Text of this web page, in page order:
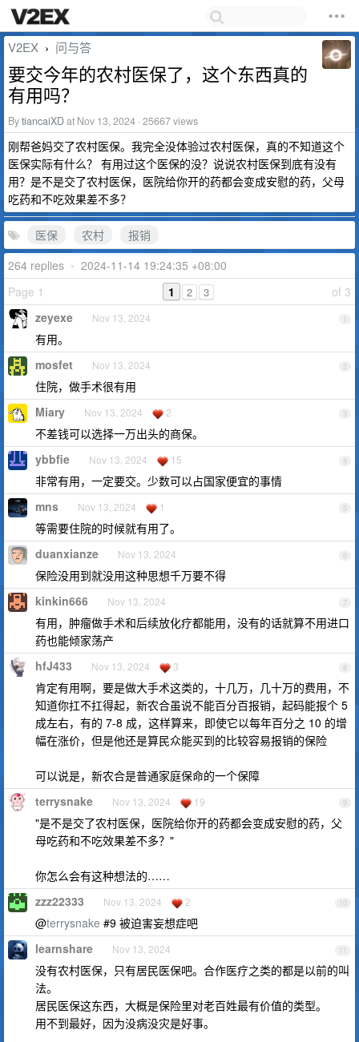
V2EX › 问与答
要交今年的农村医保了，这个东西真的
有用吗？
BytiancaiXDat Nov 13, 2024 · 25667 views
刚帮爸妈交了农村医保。我完全没体验过农村医保，真的不知道这个
医保实际有什么？ 有用过这个医保的没？说说农村医保到底有没有
用？是不是交了农村医保，医院给你开的药都会变成安慰的药，父母
吃药和不吃效果差不多？
医保 农村
报销
264 replies • 2024-11-14 19:24:35 +08:00
Page 1
of 3
1 2 3
1
zeyexe Nov 13, 2024
有用。
2
mosfet Nov 13, 2024
住院，做手术很有用
3
Miary Nov 13, 2024 2
不差钱可以选择一万出头的商保。
4
ybbfie Nov 13, 2024 15
非常有用，一定要交。少数可以占国家便宜的事情
5
mns Nov 13, 2024 1
等需要住院的时候就有用了。
6
duanxianze Nov 13, 2024
保险没用到就没用这种思想千万要不得
7
kinkin666 Nov 13, 2024
有用，肿瘤做手术和后续放化疗都能用，没有的话就算不用进口
药也能倾家荡产
8
hfJ433 Nov 13, 2024 3
肯定有用啊，要是做大手术这类的，十几万，几十万的费用，不
知道你扛不扛得起，新农合虽说不能百分百报销，起码能报个 5
成左右，有的 7-8 成，这样算来，即使它以每年百分之 10 的增
幅在涨价，但是他还是算民众能买到的比较容易报销的保险
可以说是，新农合是普通家庭保命的一个保障
9
terrysnake Nov 13, 2024 19
"是不是交了农村医保，医院给你开的药都会变成安慰的药，父
母吃药和不吃效果差不多？"
你怎么会有这种想法的……
10
zzz22333 Nov 13, 2024 2
@terrysnake #9 被迫害妄想症吧
11
learnshare Nov 13, 2024
没有农村医保，只有居民医保吧。合作医疗之类的都是以前的叫
法。
居民医保这东西，大概是保险里对老百姓最有价值的类型。
用不到最好，因为没病没灾是好事。